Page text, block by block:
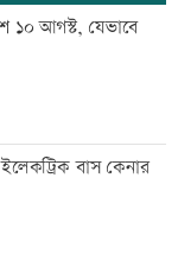
১০ আগস্ট, যেভাবে
বাস কেনার